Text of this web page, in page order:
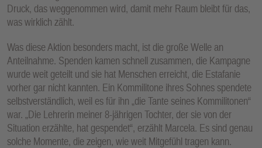
Druck, das weggenommen wird, damit mehr Raum bleibt für das,
was wirklich zählt.
Was diese Aktion besonders macht, ist die große Welle an
Anteilnahme. Spenden kamen schnell zusammen, die Kampagne
wurde weit geteilt und sie hat Menschen erreicht, die Estafanie
vorher gar nicht kannten. Ein Kommilitone ihres Sohnes spendete
selbstverständlich, weil es für ihn „die Tante seines Kommilitonen“
war. „Die Lehrerin meiner 8-jährigen Tochter, der sie von der
Situation erzählte, hat gespendet“, erzählt Marcela. Es sind genau
solche Momente, die zeigen, wie weit Mitgefühl tragen kann.